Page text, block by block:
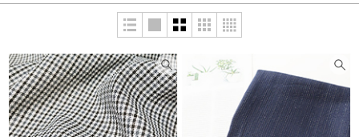
니트
기능성원단 울/모직/양장지
레깅스원단 수영복원단 기타의류
패딩(누빔)/본딩